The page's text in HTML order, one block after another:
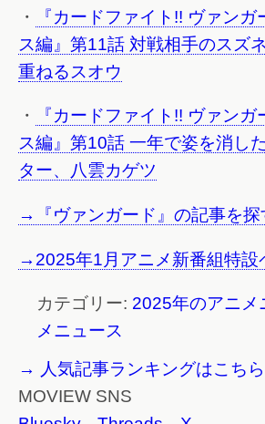
・
『カードファイト!! ヴァンガ
ス編』第11話 対戦相手のスズ
重ねるスオウ
・
『カードファイト!! ヴァンガ
ス編』第10話 一年で姿を消し
ター、八雲カゲツ
→『ヴァンガード』の記事を探
→2025年1月アニメ新番組特設
カテゴリー: 2025年のアニメ
メニュース
→ 人気記事ランキングはこちら
MOVIEW SNS